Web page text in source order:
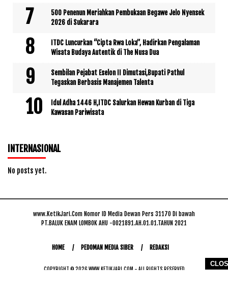
500 Penenun Meriahkan Pembukaan Begawe Jelo Nyensek
2026 di Sukarara
ITDC Luncurkan “Cipta Rwa Loka”, Hadirkan Pengalaman
Wisata Budaya Autentik di The Nusa Dua
Sembilan Pejabat Eselon II Dimutasi,Bupati Pathul
Tegaskan Berbasis Manajemen Talenta
Idul Adha 1446 H,ITDC Salurkan Hewan Kurban di Tiga
Kawasan Pariwisata
INTERNASIONAL
No posts yet.
www.KetikJari.Com Nomor ID Media Dewan Pers 31170 Di bawah
PT.BALUK ENAM LOMBOK AHU -0021891.AH.01.01.TAHUN 2021
HOME PEDOMAN MEDIA SIBER REDAKSI
COPYRIGHT © 2026 WWW.KETIKJARI.COM - ALL RIGHTS RESERVED